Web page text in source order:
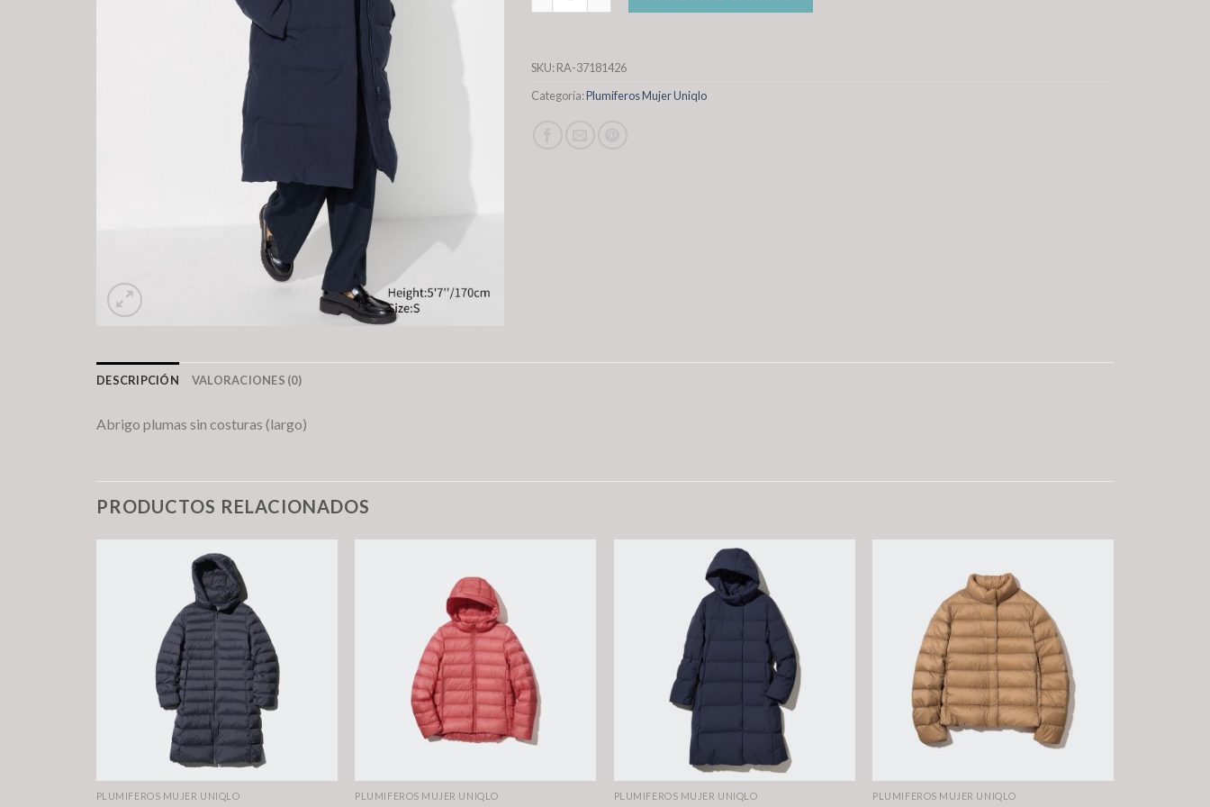
SKU:RA-37181426
Categoría:Plumiferos Mujer Uniqlo
DESCRIPCIÓN VALORACIONES (0)
Abrigo plumas sin costuras (largo)
PRODUCTOS RELACIONADOS
PLUMIFEROS MUJER UNIQLO PLUMIFEROS MUJER UNIQLO PLUMIFEROS MUJER UNIQLO PLUMIFEROS MUJER UNIQLO